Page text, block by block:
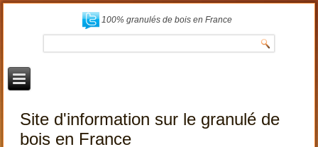
100% granulés de bois en France
Site d'information sur le granulé de
bois en France